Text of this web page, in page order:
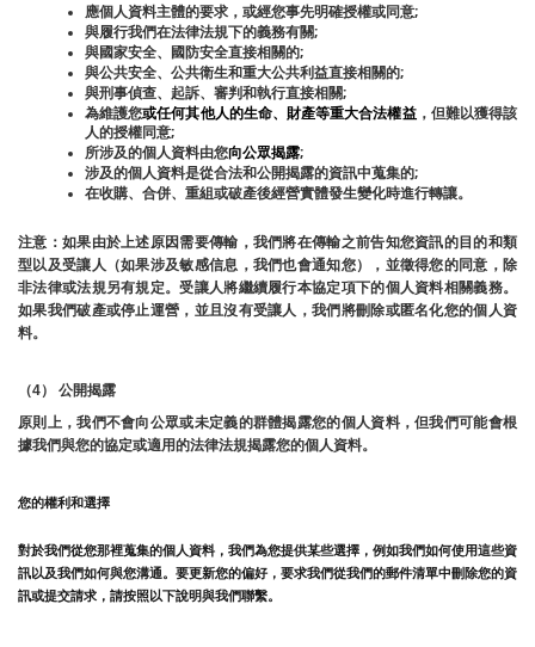
應個人資料主體的要求，或經您事先明確授權或同意;
與履行我們在法律法規下的義務有關;
與國家安全、國防安全直接相關的;
與公共安全、公共衛生和重大公共利益直接相關的;
與刑事偵查、起訴、審判和執行直接相關;
為維護您或任何其他人的生命、財產等重大合法權益，但難以獲得該
人的授權同意;
所涉及的個人資料由您向公眾揭露;
涉及的個人資料是從合法和公開揭露的資訊中蒐集的;
在收購、合併、重組或破產後經營實體發生變化時進行轉讓。
注意：如果由於上述原因需要傳輸，我們將在傳輸之前告知您資訊的目的和類
型以及受讓人（如果涉及敏感信息，我們也會通知您），並徵得您的同意，除
非法律或法規另有規定。受讓人將繼續履行本協定項下的個人資料相關義務。
如果我們破產或停止運營，並且沒有受讓人，我們將刪除或匿名化您的個人資
料。
（4） 公開揭露
原則上，我們不會向公眾或未定義的群體揭露您的個人資料，但我們可能會根
據我們與您的協定或適用的法律法規揭露您的個人資料。
您的權利和選擇
對於我們從您那裡蒐集的個人資料，我們為您提供某些選擇，例如我們如何使用這些資
訊以及我們如何與您溝通。要更新您的偏好，要求我們從我們的郵件清單中刪除您的資
訊或提交請求，請按照以下說明與我們聯繫。